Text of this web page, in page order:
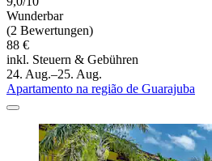
Wunderbar
(2 Bewertungen)
88 €
inkl. Steuern & Gebühren
24. Aug.–25. Aug.
Apartamento na região de Guarajuba